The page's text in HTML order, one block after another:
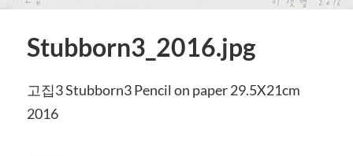
Stubborn3_2016.jpg
고집3 Stubborn3 Pencil on paper 29.5X21cm
2016